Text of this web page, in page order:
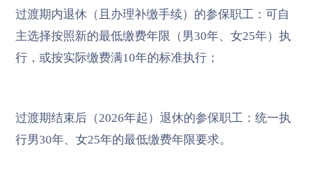
过渡期内退休（且办理补缴手续）的参保职工：可自
主选择按照新的最低缴费年限（男30年、女25年）执
行，或按实际缴费满10年的标准执行；
过渡期结束后（2026年起）退休的参保职工：统一执
行男30年、女25年的最低缴费年限要求。